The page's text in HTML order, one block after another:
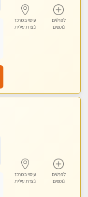
לפרטים
נוספים
עיסוי במרכז
נצרת עילית
לפרטים
נוספים
עיסוי במרכז
נצרת עילית